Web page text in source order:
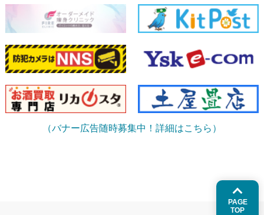
（バナー広告随時募集中！詳細はこちら）
PAGE
TOP